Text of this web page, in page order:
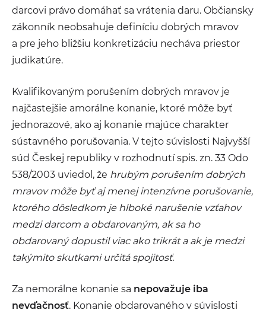
darcovi právo domáhať sa vrátenia daru. Občiansky
zákonník neobsahuje definíciu dobrých mravov
a pre jeho bližšiu konkretizáciu necháva priestor
judikatúre.
Kvalifikovaným porušením dobrých mravov je
najčastejšie amorálne konanie, ktoré môže byť
jednorazové, ako aj konanie majúce charakter
sústavného porušovania. V tejto súvislosti Najvyšší
súd Českej republiky v rozhodnutí spis. zn. 33 Odo
538/2003 uviedol, že hrubým porušením dobrých
mravov môže byť aj menej intenzívne porušovanie,
ktorého dôsledkom je hlboké narušenie vzťahov
medzi darcom a obdarovaným, ak sa ho
obdarovaný dopustil viac ako trikrát a ak je medzi
takýmito skutkami určitá spojitosť.
Za nemorálne konanie sa nepovažuje iba
nevďačnosť. Konanie obdarovaného v súvislosti